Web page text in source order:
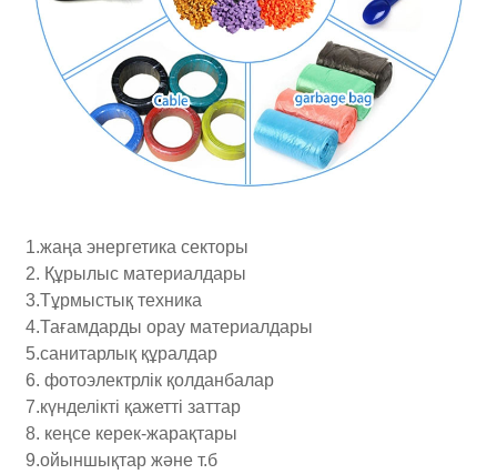
1.жаңа энергетика секторы
2. Құрылыс материалдары
3.Тұрмыстық техника
4.Тағамдарды орау материалдары
5.санитарлық құралдар
6. фотоэлектрлік қолданбалар
7.күнделікті қажетті заттар
8. кеңсе керек-жарақтары
9.ойыншықтар және т.б